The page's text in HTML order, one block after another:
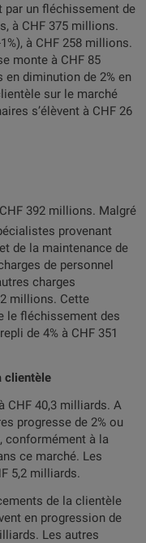
par un fléchissement de
à CHF 375 millions.
à CHF 258 millions.
monte à CHF 85
diminution de 2% en
sur le marché
s’élèvent à CHF 26
392 millions. Malgré
provenant
de la maintenance de
de personnel
charges
millions. Cette
le fléchissement des
de 4% à CHF 351
clientèle
CHF 40,3 milliards. A
progresse de 2% ou
conformément à la
ce marché. Les
5,2 milliards.
de la clientèle
en progression de
Les autres